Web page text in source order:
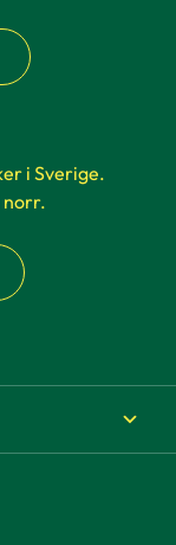
i Sverige.
norr.